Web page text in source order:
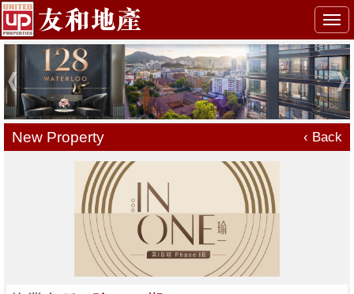
New Property ‹ Back